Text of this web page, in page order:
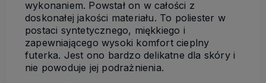
wykonaniem. Powstał on w całości z
doskonałej jakości materiału. To poliester w
postaci syntetycznego, miękkiego i
zapewniającego wysoki komfort cieplny
futerka. Jest ono bardzo delikatne dla skóry i
nie powoduje jej podrażnienia.